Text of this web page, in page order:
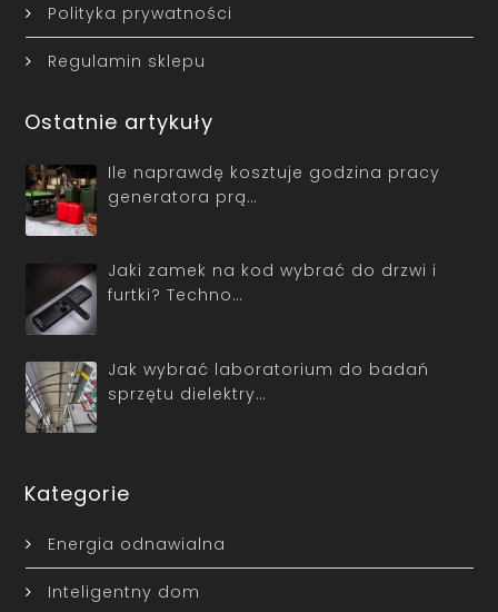
Polityka prywatności
Regulamin sklepu
Ostatnie artykuły
Ile naprawdę kosztuje godzina pracy
generatora prą…
Jaki zamek na kod wybrać do drzwi i
furtki? Techno…
Jak wybrać laboratorium do badań
sprzętu dielektry…
Kategorie
Energia odnawialna
Inteligentny dom